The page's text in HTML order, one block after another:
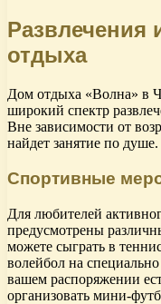
Развлечения
отдыха
Дом отдыха «Волна» в
широкий спектр
Вне зависимости от
найдет занятие по душе.
Спортивные
Для любителей
предусмотрены
можете сыграть в
волейбол на
вашем распоряжении
организовать мини-